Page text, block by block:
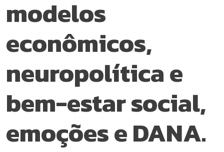
modelos
econômicos,
neuropolítica e
bem-estar social,
emoções e DANA.